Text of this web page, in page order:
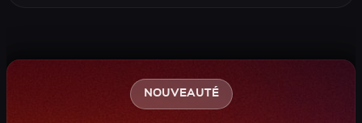
NOUVEAUTÉ